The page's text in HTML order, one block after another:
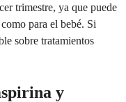
trimestre, ya que puede
para el bebé. Si
sobre tratamientos
y